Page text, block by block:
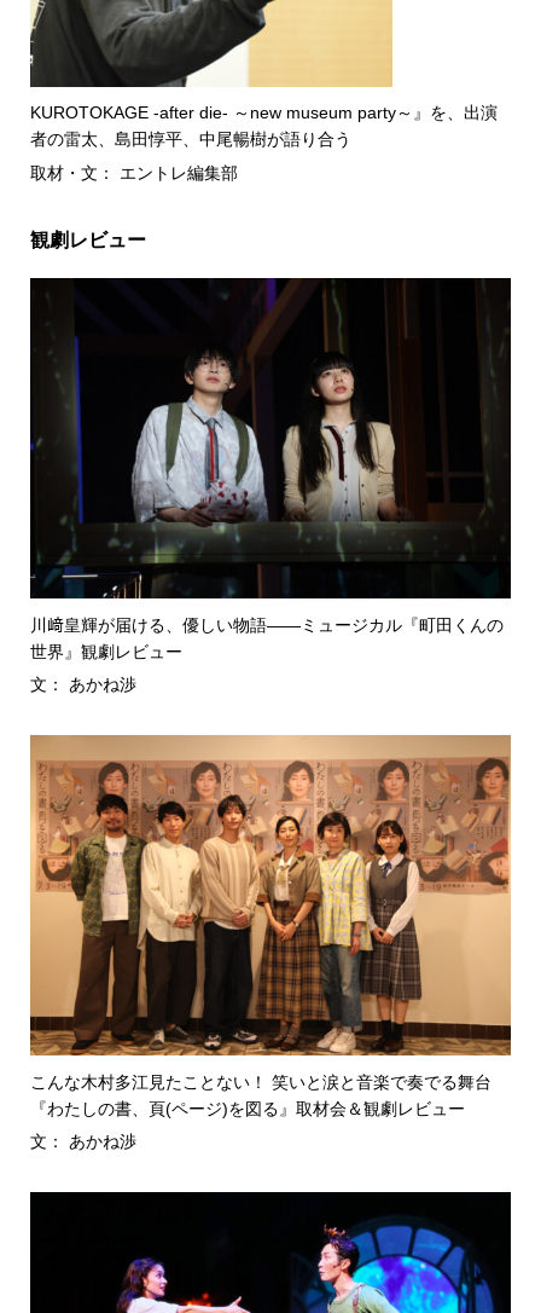
KUROTOKAGE -after die- ～new museum party～』を、出演
者の雷太、島田惇平、中尾暢樹が語り合う
取材・文： エントレ編集部
観劇レビュー
川﨑皇輝が届ける、優しい物語――ミュージカル『町田くんの
世界』観劇レビュー
文： あかね渉
こんな木村多江見たことない！ 笑いと涙と音楽で奏でる舞台
『わたしの書、頁(ページ)を図る』取材会＆観劇レビュー
文： あかね渉